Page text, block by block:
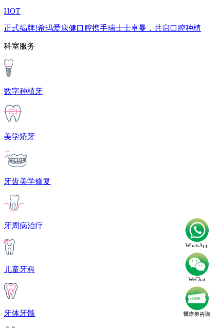
WhatsApp
WeChat
醫療劵咨詢
HOT
正式揭牌!希玛爱康健口腔携手瑞士士卓曼，共启口腔种植
科室服务
数字种植牙
美学矫牙
牙齿美学修复
牙周病治疗
儿童牙科
牙体牙髓